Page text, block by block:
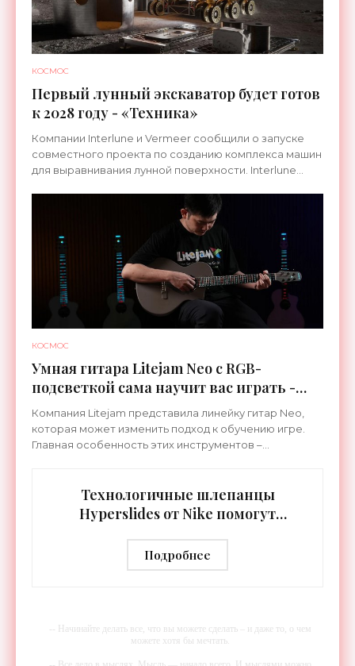
КОСМОС
Первый лунный экскаватор будет готов
к 2028 году - «Техника»
Компании Interlune и Vermeer сообщили о запуске
совместного проекта по созданию комплекса машин
для выравнивания лунной поверхности. Interlune
КОСМОС
Умная гитара Litejam Neo с RGB-
подсветкой сама научит вас играть -
«Гаджеты»
Компания Litejam представила линейку гитар Neo,
которая может изменить подход к обучению игре.
Главная особенность этих инструментов –
Технологичные шлепанцы
Hyperslides от Nike помогут
тренировки - «Гаджеты»
Подробнее
-- Начинайте делать все, что вы можете сделать – и даже то, о чем
можете хотя бы мечтать.